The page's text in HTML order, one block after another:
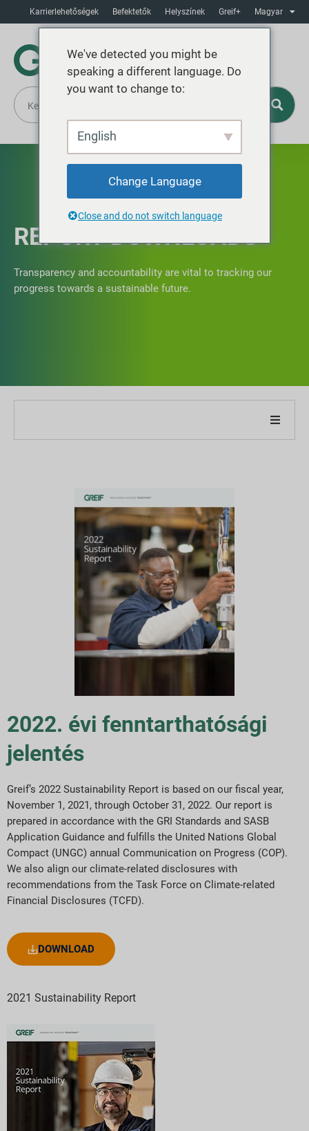
Karrierlehetőségek Befektetők Helyszínek Greif+ Magyar
REPORT DOWNLOADS
Transparency and accountability are vital to tracking our
progress towards a sustainable future.
Fenntarthatósági stratégiák
Célok és teljesítmény
ESG jelentési indexek
Jelentés letöltések
2022. évi fenntarthatósági
jelentés
Greif’s 2022 Sustainability Report is based on our fiscal year,
November 1, 2021, through October 31, 2022. Our report is
prepared in accordance with the GRI Standards and SASB
Application Guidance and fulfills the United Nations Global
Compact (UNGC) annual Communication on Progress (COP).
We also align our climate-related disclosures with
recommendations from the Task Force on Climate-related
Financial Disclosures (TCFD).
DOWNLOAD
2021 Sustainability Report
We've detected you might be
speaking a different language. Do
you want to change to:
English
Change Language
Close and do not switch language